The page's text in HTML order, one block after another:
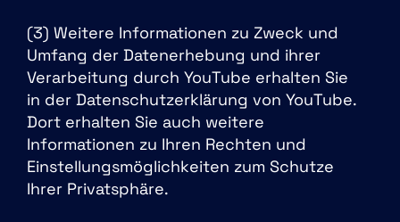
(3) Weitere Informationen zu Zweck und
Umfang der Datenerhebung und ihrer
Verarbeitung durch YouTube erhalten Sie
in der Datenschutzerklärung von YouTube.
Dort erhalten Sie auch weitere
Informationen zu Ihren Rechten und
Einstellungsmöglichkeiten zum Schutze
Ihrer Privatsphäre.